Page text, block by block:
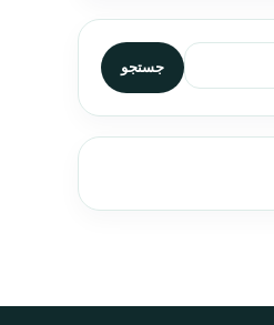
جستجو